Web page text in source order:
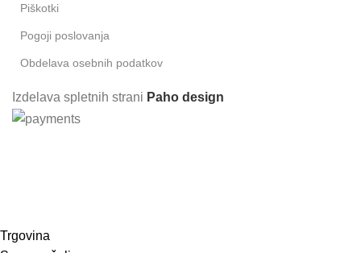
Piškotki
Pogoji poslovanja
Obdelava osebnih podatkov
Izdelava spletnih strani Paho design
Trgovina